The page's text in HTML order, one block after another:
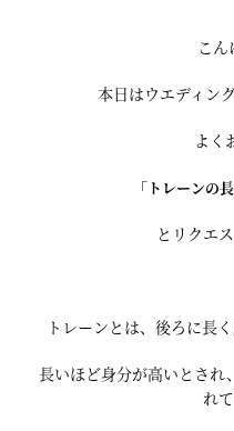
こ
本日はウエディン
よく
「トレーンの
とリクエ
トレーンとは、後ろに長
長いほど身分が高いとされ
れ